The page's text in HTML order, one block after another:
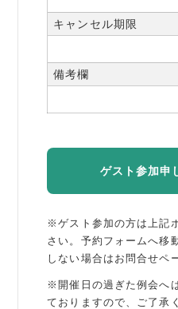
キャンセル期限
備考欄
ゲスト参加申
※ゲスト参加の方は上記
さい。予約フォームへ移
しない場合はお問合せペ
※開催日の過ぎた例会へ
ておりますので、ご了承